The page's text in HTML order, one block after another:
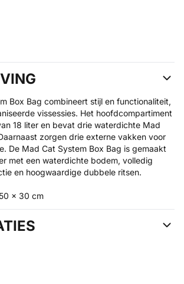
Box Bag combineert stijl en functionaliteit,
vissessies. Het hoofdcompartiment
18 liter en bevat drie waterdichte Mad
zorgen drie externe vakken voor
De Mad Cat System Box Bag is gemaakt
met een waterdichte bodem, volledig
en hoogwaardige dubbele ritsen.
x 30 cm